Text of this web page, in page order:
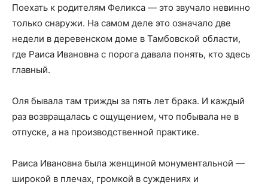
Поехать к родителям Феликса — это звучало невинно
только снаружи. На самом деле это означало две
недели в деревенском доме в Тамбовской области,
где Раиса Ивановна с порога давала понять, кто здесь
главный.
Оля бывала там трижды за пять лет брака. И каждый
раз возвращалась с ощущением, что побывала не в
отпуске, а на производственной практике.
Раиса Ивановна была женщиной монументальной —
широкой в плечах, громкой в суждениях и